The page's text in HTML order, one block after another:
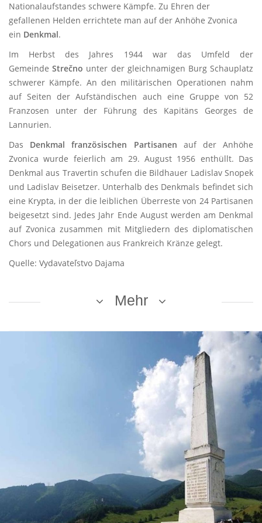
Nationalaufstandes schwere Kämpfe. Zu Ehren der
gefallenen Helden errichtete man auf der Anhöhe Zvonica
ein Denkmal.
Im Herbst des Jahres 1944 war das Umfeld der
GemeindeStrečno unter der gleichnamigen Burg Schauplatz
schwerer Kämpfe. An den militärischen Operationen nahm
auf Seiten der Aufständischen auch eine Gruppe von 52
Franzosen unter der Führung des Kapitäns Georges de
Lannurien.
Das Denkmal französischen Partisanen auf der Anhöhe
Zvonica wurde feierlich am 29. August 1956 enthüllt. Das
Denkmal aus Travertin schufen die Bildhauer Ladislav Snopek
und Ladislav Beisetzer. Unterhalb des Denkmals befindet sich
eine Krypta, in der die leiblichen Überreste von 24 Partisanen
beigesetzt sind. Jedes Jahr Ende August werden am Denkmal
auf Zvonica zusammen mit Mitgliedern des diplomatischen
Chors und Delegationen aus Frankreich Kränze gelegt.
Quelle: Vydavateľstvo Dajama
Mehr